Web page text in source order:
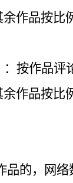
余作品按比
：按作品评
余作品按比
品的，网络